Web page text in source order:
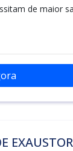
de maior